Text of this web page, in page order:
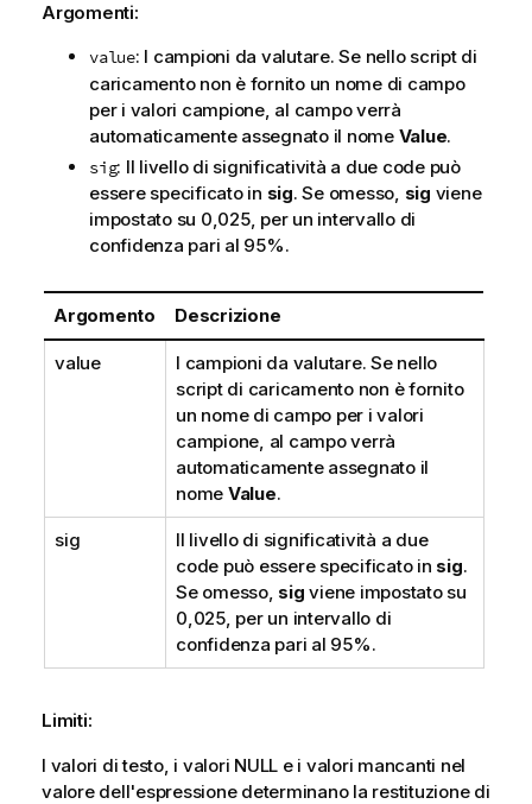
Argomenti:
value: I campioni da valutare. Se nello script di
caricamento non è fornito un nome di campo
per i valori campione, al campo verrà
automaticamente assegnato il nome Value.
sig: Il livello di significatività a due code può
essere specificato in sig. Se omesso, sig viene
impostato su 0,025, per un intervallo di
confidenza pari al 95%.
Argomento Descrizione
value
I campioni da valutare. Se nello
script di caricamento non è fornito
un nome di campo per i valori
campione, al campo verrà
automaticamente assegnato il
nome Value.
sig
Il livello di significatività a due
code può essere specificato in sig.
Se omesso, sig viene impostato su
0,025, per un intervallo di
confidenza pari al 95%.
Limiti:
I valori di testo, i valori NULL e i valori mancanti nel
valore dell'espressione determinano la restituzione di